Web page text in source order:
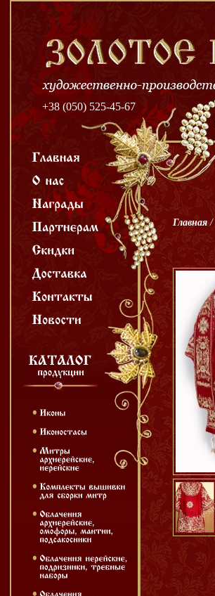
+38 (050) 525-45-67
Главная /